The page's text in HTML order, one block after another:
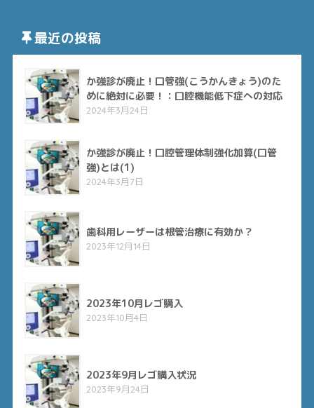
最近の投稿
か強診が廃止！口管強(こうかんきょう)のた
めに絶対に必要！：口腔機能低下症への対応
2024年3月24日
か強診が廃止！口腔管理体制強化加算(口管
強)とは(1)
2024年3月7日
歯科用レーザーは根管治療に有効か？
2023年12月14日
2023年10月レゴ購入
2023年10月4日
2023年9月レゴ購入状況
2023年9月24日